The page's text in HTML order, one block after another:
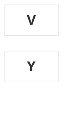
V
Y